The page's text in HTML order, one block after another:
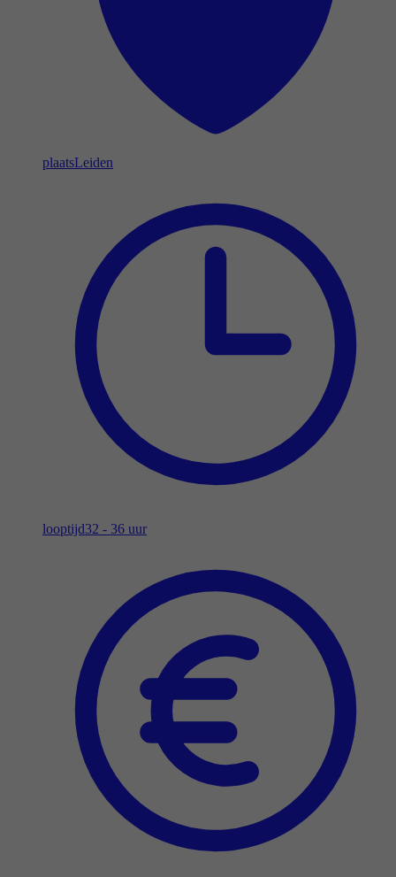
plaatsLeiden
looptijd32 - 36 uur